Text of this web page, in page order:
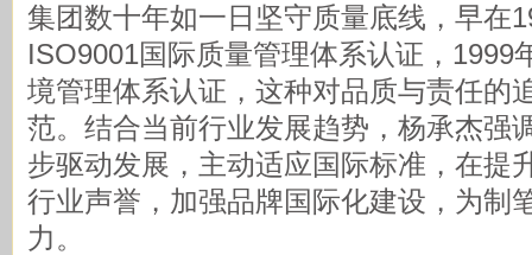
集团数十年如一日坚守质量底线，早在
ISO9001国际质量管理体系认证，1999
境管理体系认证，这种对品质与责任的
范。结合当前行业发展趋势，杨承杰强
步驱动发展，主动适应国际标准，在提
行业声誉，加强品牌国际化建设，为制
力。